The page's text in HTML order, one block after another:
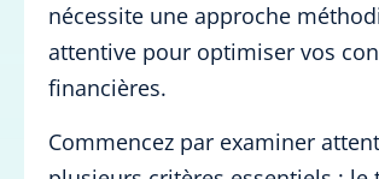
nécessite une approche
attentive pour optimiser vos
financières.
Commencez par examiner